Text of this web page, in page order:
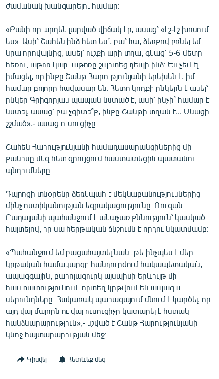
ժամանակ խանգարելու համար։
«Քանի որ արդեն լարված վիճակ էր, ասաց՝ «էշ-էշ խոսում
ես»։ Ասի՝ Շահեն ինձ հետ ես՞, բա՝ հա, ձեռքով բռնել եմ
նրա որովայնից, ասել՝ ուշքի արի տղա, գնաց՝ 5-6 մետր
հեռու, աթոռ կար, աթոռը շպրտեց դեպի ինձ։ Ես չեմ էլ
իմացել, որ ինքը Շանթ Հարությունյանի երեխեն է, իմ
համար բոլորը հավասար են։ Հետո կողքի ընկերն է ասել՝
ընկեր Գրիգորյան պապան նստած է, ասի՝ ինչի՞ համար է
նստել, ասաց՝ բա չգիտե՞ք, ինքը Շանթի տղան է... Մնացի
շշմած»,- ասաց ուսուցիչը։
Շահեն Հարությունյանի համադասարանցիներից մի
քանիսը մեզ հետ զրույցում հաստատեցին պատանու
պնդումները։
Դպրոցի տնօրենը ձեռնպահ է մեկնաբանություններից
մինչ ոստիկանության եզրակացությունը։ Ռուզան
Բադալյանի պահանջում է անաչառ քննություն՝ կասկած
հայտելով, որ սա հերթական ճնշումն է որդու նկատմամբ։
«Պահանջում եմ բացահայտել նաև, թե ինչպես է մեր
կրթական համակարգը հանդուրժում հակապետական,
ապազգային, բարոյազուրկ այսպիսի երևույթ մի
հաստատությունում, որտեղ կրթվում են ապագա
սերունդները։ Հակառակ պարագայում մնում է կարծել, որ
այդ վայ մայորն ու վայ ուսուցիչը կատարել է հստակ
հանձնարարություն»,- նշված է Շանթ Հարությունյանի
կնոջ հայտարարության մեջ։
Կիսվել Հետևեք մեզ